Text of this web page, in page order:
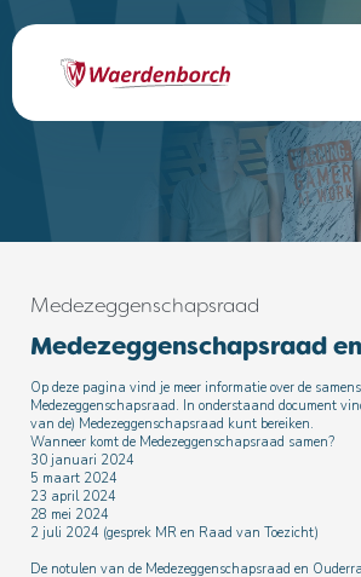
Medezeggenschapsraad
Medezeggenschapsraad
Op deze pagina vind je meer informatie over de
Medezeggenschapsraad. In onderstaand document
van de) Medezeggenschapsraad kunt bereiken.
Wanneer komt de Medezeggenschapsraad samen?
30 januari 2024
5 maart 2024
23 april 2024
28 mei 2024
2 juli 2024 (gesprek MR en Raad van Toezicht)
De notulen van de Medezeggenschapsraad en